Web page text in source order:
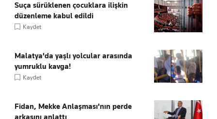
Suça sürüklenen çocuklara ilişkin
düzenleme kabul edildi
Kaydet
Malatya'da yaşlı yolcular arasında
yumruklu kavga!
Kaydet
Fidan, Mekke Anlaşması'nın perde
arkasını anlattı